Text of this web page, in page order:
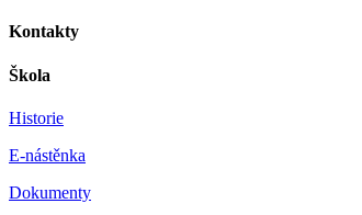
Kontakty
Škola
Historie
E-nástěnka
Dokumenty